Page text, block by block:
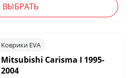
ВЫБРАТЬ
Коврики EVA
Mitsubishi Carisma I 1995-
2004